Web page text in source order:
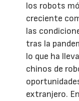
los robots
creciente
las
tras la
lo que ha
chinos de
extranjero.